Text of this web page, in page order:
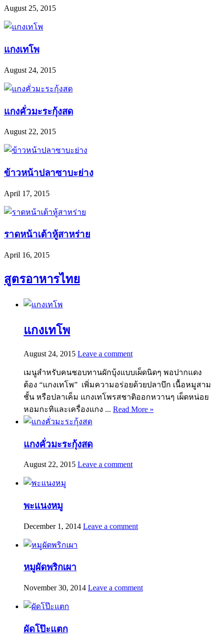
August 25, 2015
แกงเทโพ
August 24, 2015
แกงคั่วมะระกุ้งสด
August 22, 2015
ข้าวหน้าปลาซาบะย่าง
April 17, 2015
ราดหน้าเต้าหู้สาหร่าย
April 16, 2015
สูตรอาหารไทย
แกงเทโพ
August 24, 2015 Leave a comment
เมนูสำหรับคนชอบทานผักบุ้งแบบเผ็ดนิดๆ พอปากแดง
ต้อง “แกงเทโพ” เพิ่มความอร่อยด้วยปลาบึก เนื้อหมูสาม
ชั้น หรือปลาเค็ม แกงเทโพรสชาติออกหวานๆ เผ็ดหน่อย
หอมกะทิและเครื่องแกง ... Read More »
แกงคั่วมะระกุ้งสด
August 22, 2015 Leave a comment
พะแนงหมู
December 1, 2014 Leave a comment
หมูผัดพริกเผา
November 30, 2014 Leave a comment
ผัดโป๊ะแตก